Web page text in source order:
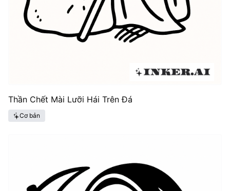
Thần Chết Mài Lưỡi Hái Trên Đá
Cơ bản